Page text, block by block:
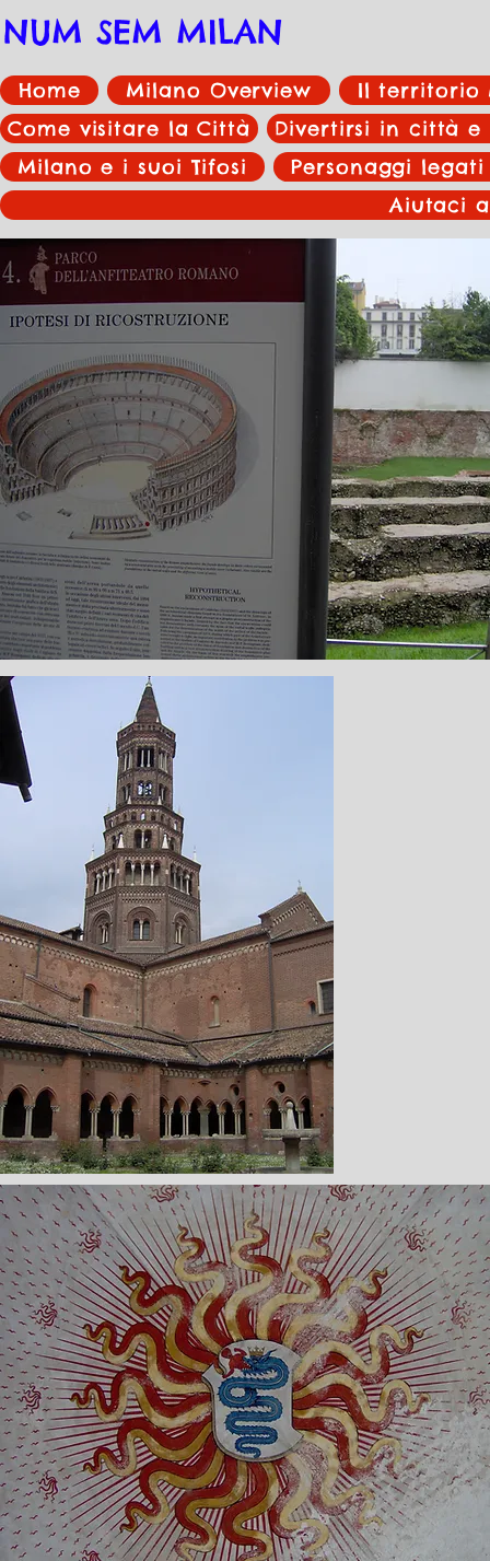
NUM SEM MILAN
Home Milano Overview
Il territorio
Come visitare la Città
Divertirsi in città
Milano e i suoi Tifosi
Personaggi
Aiutaci